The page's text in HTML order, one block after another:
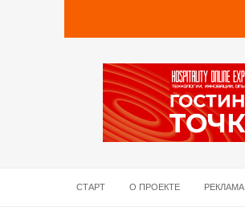
СТАРТ О ПРОЕКТЕ РЕКЛАМА